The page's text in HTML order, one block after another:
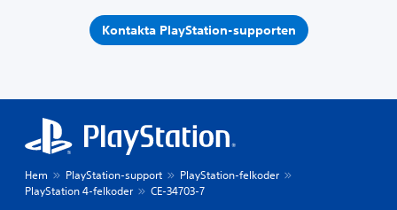
Kontakta PlayStation-supporten
Hem PlayStation-support
PlayStation-felkoder
PlayStation 4-felkoder
CE-34703-7